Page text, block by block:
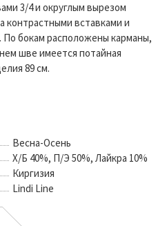
3/4 и округлым вырезом
контрастными вставками и
бокам расположены карманы,
шве имеется потайная
89 см.
Весна-Осень
Х/Б 40%, П/Э 50%, Лайкра 10%
Киргизия
Lindi Line